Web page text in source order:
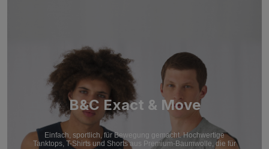
B&C Exact & Move
Einfach, sportlich, für Bewegung gemacht. Hochwertige
Tanktops, T-Shirts und Shorts aus Premium-Baumwolle, die für